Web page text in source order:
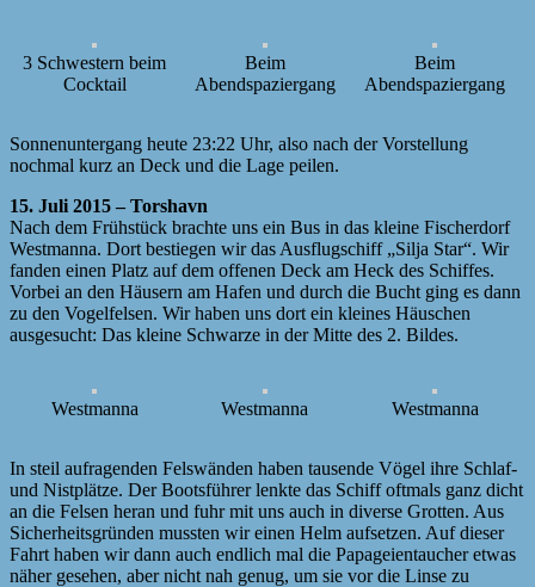
3 Schwestern beim
Cocktail
Beim
Abendspaziergang
Beim
Abendspaziergang
Sonnenuntergang heute 23:22 Uhr, also nach der Vorstellung
nochmal kurz an Deck und die Lage peilen.
15. Juli 2015 – Torshavn
Nach dem Frühstück brachte uns ein Bus in das kleine Fischerdorf
Westmanna. Dort bestiegen wir das Ausflugschiff „Silja Star“. Wir
fanden einen Platz auf dem offenen Deck am Heck des Schiffes.
Vorbei an den Häusern am Hafen und durch die Bucht ging es dann
zu den Vogelfelsen. Wir haben uns dort ein kleines Häuschen
ausgesucht: Das kleine Schwarze in der Mitte des 2. Bildes.
Westmanna Westmanna Westmanna
In steil aufragenden Felswänden haben tausende Vögel ihre Schlaf-
und Nistplätze. Der Bootsführer lenkte das Schiff oftmals ganz dicht
an die Felsen heran und fuhr mit uns auch in diverse Grotten. Aus
Sicherheitsgründen mussten wir einen Helm aufsetzen. Auf dieser
Fahrt haben wir dann auch endlich mal die Papageientaucher etwas
näher gesehen, aber nicht nah genug, um sie vor die Linse zu